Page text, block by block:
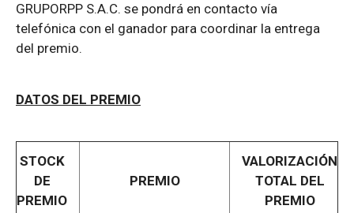
GRUPORPP S.A.C. se pondrá en contacto vía
telefónica con el ganador para coordinar la entrega
del premio.
DATOS DEL PREMIO
STOCK
DE
PREMIO
PREMIO
VALORIZACIÓN
TOTAL DEL
PREMIO